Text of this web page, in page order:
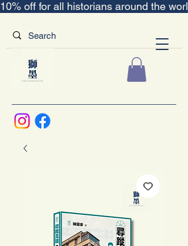
10% off for all historians around the